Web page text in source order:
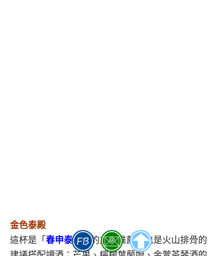
金色泰殿
這杯是「 春申泰殿」的主打推薦，也是火山排骨的